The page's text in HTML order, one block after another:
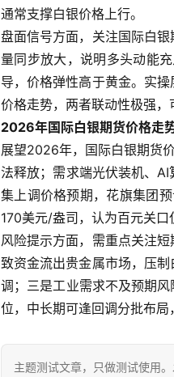
通常支撑白银价格上行。
盘面信号方面，关注国际白
量同步放大，说明多头动能
导，价格弹性高于黄金。实
价格走势，两者联动性极强，
2026年国际白银期货价格走
展望2026年，国际白银期货
法释放；需求端光伏装机、
集上调价格预期，花旗集团
170美元/盎司，认为百元关口
风险提示方面，需重点关注
致资金流出贵金属市场，压
调；三是工业需求不及预期
位，中长期可逢回调分批布局
主题测试文章，只做测试使用